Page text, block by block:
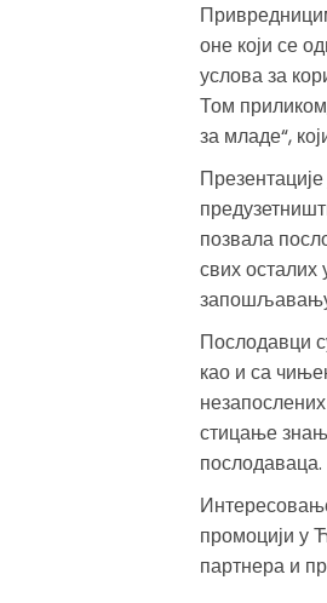
оне који се
услова за
Том
за младе“,
позвала
свих
запошљавању
Послодавци
као и са
стицање
послодаваца.
промоцији у
партнера и